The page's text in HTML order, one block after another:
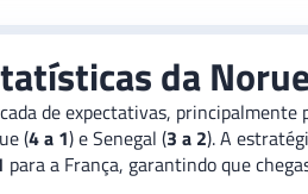
da
de expectativas,
(4 a 1) e Senegal (3 a 2). A
para a França, garantindo que